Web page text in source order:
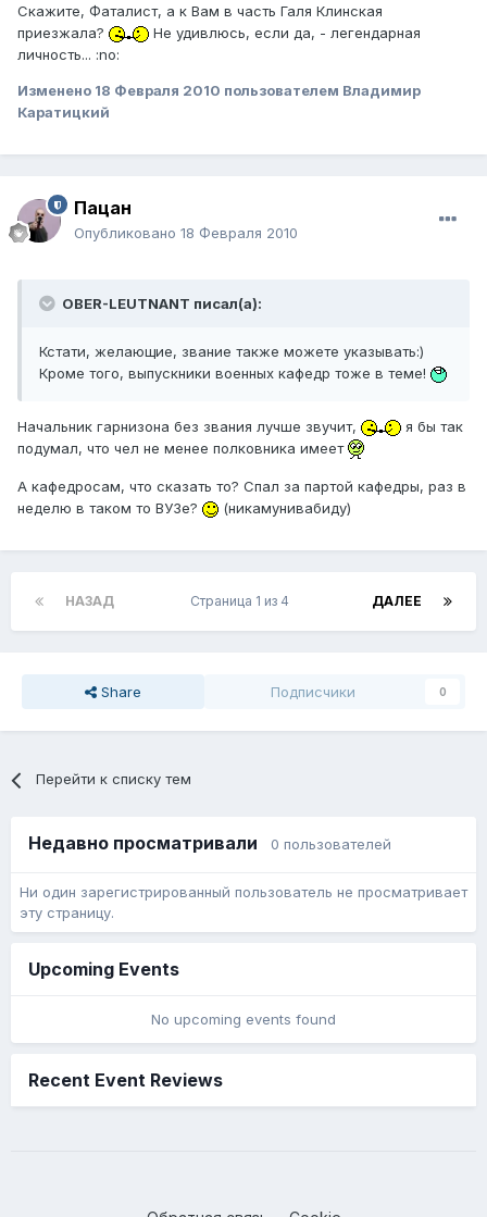
Скажите, Фаталист, а к Вам в часть Галя Клинская
приезжала?
Не удивлюсь, если да, - легендарная
личность... :no:
Изменено 18 Февраля 2010 пользователем Владимир
Каратицкий
Пацан
Опубликовано 18 Февраля 2010
OBER-LEUTNANT писал(а):
Кстати, желающие, звание также можете указывать:)
Кроме того, выпускники военных кафедр тоже в теме!
Начальник гарнизона без звания лучше звучит,
я бы так
подумал, что чел не менее полковника имеет
А кафедросам, что сказать то? Спал за партой кафедры, раз в
неделю в таком то ВУЗе?
(никамунивабиду)
НАЗАД ДАЛЕЕ
Страница 1 из 4
Share Подписчики 0
Перейти к списку тем
Недавно просматривали 0 пользователей
Ни один зарегистрированный пользователь не просматривает
эту страницу.
Upcoming Events
No upcoming events found
Recent Event Reviews